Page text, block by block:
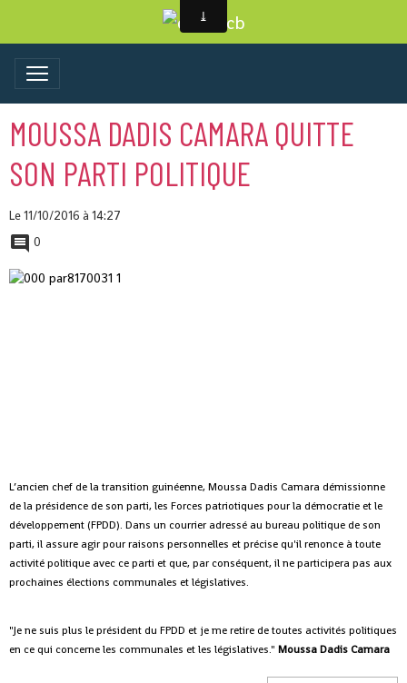
MOUSSA DADIS CAMARA QUITTE
SON PARTI POLITIQUE
Le 11/10/2016 à 14:27
0
L’ancien chef de la transition guinéenne, Moussa Dadis Camara démissionne
de la présidence de son parti, les Forces patriotiques pour la démocratie et le
développement (FPDD). Dans un courrier adressé au bureau politique de son
parti, il assure agir pour raisons personnelles et précise qu'il renonce à toute
activité politique avec ce parti et que, par conséquent, il ne participera pas aux
prochaines élections communales et législatives.
"Je ne suis plus le président du FPDD et je me retire de toutes activités politiques
en ce qui concerne les communales et les législatives." Moussa Dadis Camara